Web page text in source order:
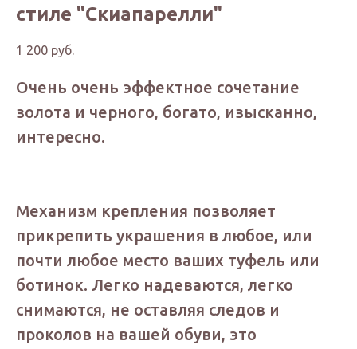
стиле "Скиапарелли"
1 200 руб.
Очень очень эффектное сочетание
золота и черного, богато, изысканно,
интересно.
Механизм крепления позволяет
прикрепить украшения в любое, или
почти любое место ваших туфель или
ботинок. Легко надеваются, легко
снимаются, не оставляя следов и
проколов на вашей обуви, это